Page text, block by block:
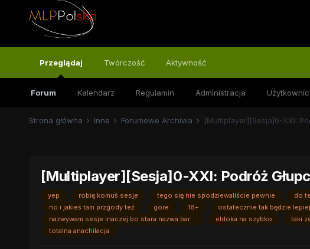
Przeglądaj
Forum Kalendarz Regulamin Administracja
Twórczość Aktywność
Strona główna Inne Forumowe Archiwa [Multiplayer][Sesja]0-XXI:
[Multiplayer][Sesja]0-XXI: Podróż
yep robię komuś sesje tego się nie spodziewaliście pewnie do
no i jakieś tam przgody też
gore 18+ ostatecznie tak będzie
nazwywam sesje inaczej bo stara nazwa bardzo nie pasowała
eldoka na szybko taki
totalna anachilacja